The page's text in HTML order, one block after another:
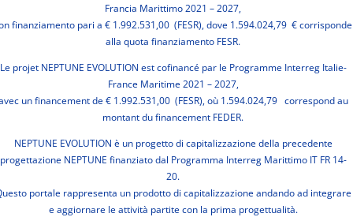
Francia Marittimo 2021 – 2027,
finanziamento pari a € 1.992.531,00 (FESR), dove 1.594.024,79 € corrisponde
alla quota finanziamento FESR.
Le projet NEPTUNE EVOLUTION est cofinancé par le Programme Interreg Italie-
France Maritime 2021 – 2027,
un financement de € 1.992.531,00 (FESR), où 1.594.024,79 correspond au
montant du financement FEDER.
NEPTUNE EVOLUTION è un progetto di capitalizzazione della precedente
progettazione NEPTUNE finanziato dal Programma Interreg Marittimo IT FR 14-
20.
portale rappresenta un prodotto di capitalizzazione andando ad integrare
e aggiornare le attività partite con la prima progettualità.